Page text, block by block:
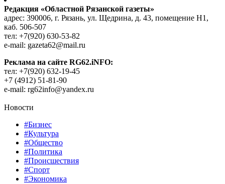
Редакция «Областной Рязанской газеты»
адрес: 390006, г. Рязань, ул. Щедрина, д. 43, помещение Н1,
каб. 506-507
тел: +7(920) 630-53-82
e-mail: gazeta62@mail.ru
Реклама на сайте RG62.iNFO:
тел: +7(920) 632-19-45
+7 (4912) 51-81-90
e-mail: rg62info@yandex.ru
Новости
#Бизнес
#Культура
#Общество
#Политика
#Происшествия
#Спорт
#Экономика